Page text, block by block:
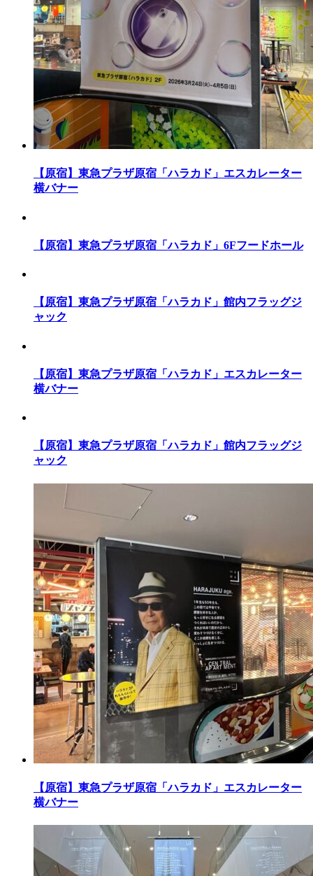
【原宿】東急プラザ原宿「ハラカド」エスカレーター
横バナー
【原宿】東急プラザ原宿「ハラカド」6Fフードホール
【原宿】東急プラザ原宿「ハラカド」館内フラッグジ
ャック
【原宿】東急プラザ原宿「ハラカド」エスカレーター
横バナー
【原宿】東急プラザ原宿「ハラカド」館内フラッグジ
ャック
【原宿】東急プラザ原宿「ハラカド」エスカレーター
横バナー